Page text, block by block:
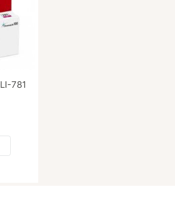
781
đánh giá nào cho sản phẩm này.